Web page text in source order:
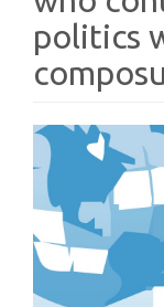
politics
Article
Sidebar